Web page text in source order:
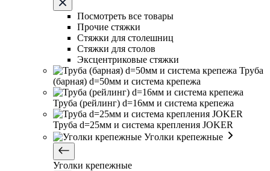
Посмотреть все товары
Прочие стяжки
Стяжки для столешниц
Стяжки для столов
Эксцентриковые стяжки
Труба
(барная) d=50мм и система крепежа
Труба (рейлинг) d=16мм и система крепежа
Труба d=25мм и система крепления JOKER
Уголки крепежные
Уголки крепежные